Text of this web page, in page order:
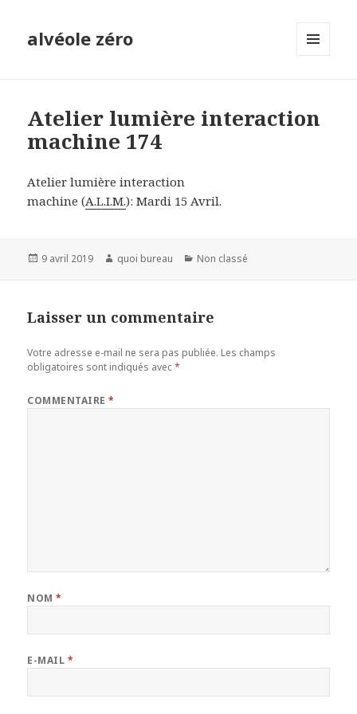
alvéole zéro
Atelier lumière interaction
machine 174
Atelier lumière interaction
machine (A.L.I.M.): Mardi 15 Avril.
Publié
9 avril 2019 Auteur
quoi bureau Catégories
Non classé
Laisser un commentaire
Votre adresse e-mail ne sera pas publiée. Les champs
obligatoires sont indiqués avec*
COMMENTAIRE*
NOM*
E-MAIL *